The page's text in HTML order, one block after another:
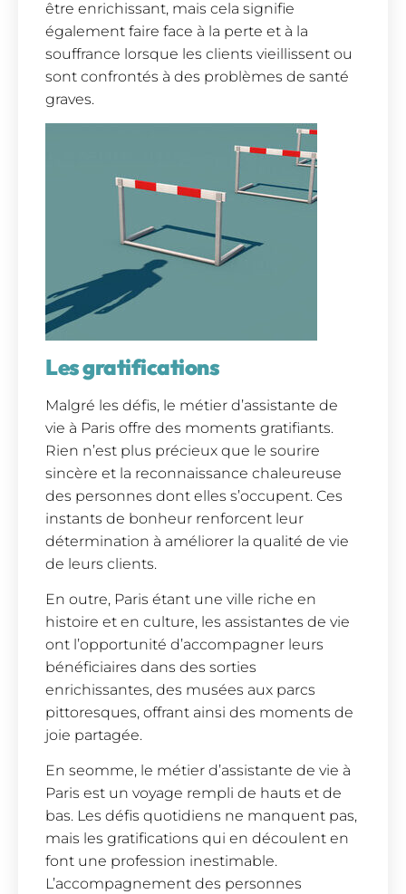
être enrichissant, mais cela signifie
également faire face à la perte et à la
souffrance lorsque les clients vieillissent ou
sont confrontés à des problèmes de santé
graves.
Les gratifications
Malgré les défis, le métier d’assistante de
vie à Paris offre des moments gratifiants.
Rien n’est plus précieux que le sourire
sincère et la reconnaissance chaleureuse
des personnes dont elles s’occupent. Ces
instants de bonheur renforcent leur
détermination à améliorer la qualité de vie
de leurs clients.
En outre, Paris étant une ville riche en
histoire et en culture, les assistantes de vie
ont l’opportunité d’accompagner leurs
bénéficiaires dans des sorties
enrichissantes, des musées aux parcs
pittoresques, offrant ainsi des moments de
joie partagée.
En seomme, le métier d’assistante de vie à
Paris est un voyage rempli de hauts et de
bas. Les défis quotidiens ne manquent pas,
mais les gratifications qui en découlent en
font une profession inestimable.
L’accompagnement des personnes